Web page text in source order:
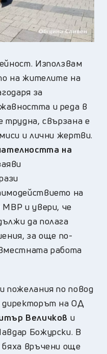
Използвам
на жителите на
за
и реда в
свързана е
и лични жертви.
на
на
и увери, че
да полага
за още по-
работа
пожелания по повод
директорът на ОД
Величков и
Божурски. В
връчени още